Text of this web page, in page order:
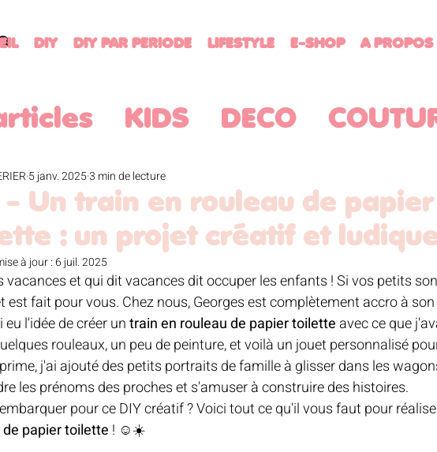
DIY DIY PAR PERIODE LIFESTYLE E-SHOP A PROPOS
KIDS DECO
GRATUITS RECETTES
JARDINAGE CROCHET
LITTERATURE JEUNESSE
MINIATURE
CARNAVAL
- Un train en rouleau de papier
: un projet créatif et
5 janv. 20253 min de lecture
à jour :6 juil. 2025
vacances et qui dit vacances dit occuper les enfants ! Si vos petits
est fait pour vous. Chez nous, Georges est complètement accro à
eu l'idée de créer un train en rouleau de papier toilette avec ce que
rouleaux, un peu de peinture, et voilà un jouet personnalisé
j'ai ajouté des petits portraits de famille à glisser dans les
les prénoms des proches et s'amuser à construire des histoires.
pour ce DIY créatif ? Voici tout ce qu'il vous faut pour
papier toilette ! ☺️☀️